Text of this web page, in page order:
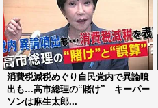
消費税減税めぐり自民党内で異論噴
出も…高市総理の“賭け” キーパー
ソンは麻生太郎...